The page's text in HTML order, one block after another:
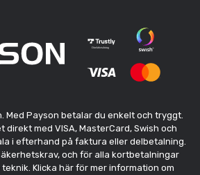
Med Payson betalar du enkelt och tryggt.
med VISA, MasterCard, Swish och
i efterhand på faktura eller delbetalning.
och för alla kortbetalningar
Klicka här för mer information om